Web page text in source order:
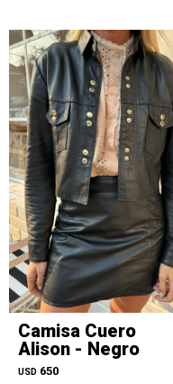
Camisa Cuero
Alison - Negro
USD 650